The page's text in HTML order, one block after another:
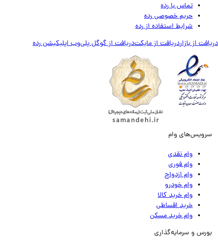
تماس‌ با‌ رده
حریم خصوصی رده
شرایط استفاده از رده
از بازاردریافت از مایکتدریافت از گوگل پلیوب اپلیکیشن رده
وام
وام نقدی
وام فوری
وام ازدواج
وام خودرو
وام خرید کالا
خرید اقساطی
وام خرید مسکن
و سرمایه‌گذاری